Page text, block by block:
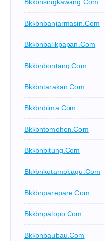
Bkkbnsingkawang.com
Bkkbnbanjarmasin.com
Bkkbnbalikpapan.com
Bkkbnbontang.com
Bkkbntarakan.com
Bkkbnbima.com
Bkkbntomohon.com
Bkkbnbitung.com
Bkkbnkotamobagu.com
Bkkbnparepare.com
Bkkbnpalopo.com
Bkkbnbaubau.com